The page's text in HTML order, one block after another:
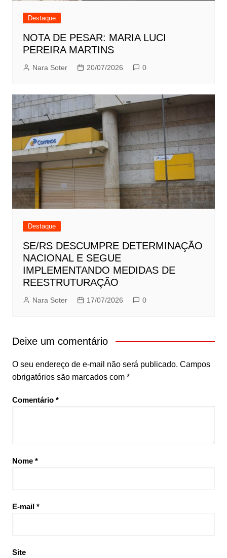
Destaque
NOTA DE PESAR: MARIA LUCI
PEREIRA MARTINS
Nara Soter 20/07/2026 0
Destaque
SE/RS DESCUMPRE DETERMINAÇÃO
NACIONAL E SEGUE
IMPLEMENTANDO MEDIDAS DE
REESTRUTURAÇÃO
Nara Soter 17/07/2026 0
Deixe um comentário
O seu endereço de e-mail não será publicado. Campos
obrigatórios são marcados com *
Comentário *
Nome *
E-mail *
Site